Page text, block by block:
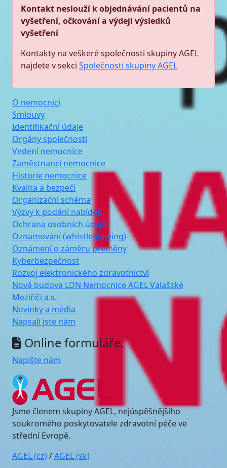
Kontakt neslouží k objednávání pacientů na
vyšetření, očkování a výdeji výsledků
vyšetření
Kontakty na veškeré společnosti skupiny AGEL
najdete v sekci Společnosti skupiny AGEL
O nemocnici
Smlouvy
Identifikační údaje
Orgány společnosti
Vedení nemocnice
Zaměstnanci nemocnice
Historie nemocnice
Kvalita a bezpečí
Organizační schéma
Výzvy k podání nabídek
Ochrana osobních údajů
Oznamování (whistleblowing)
Oznámení o záměru přeměny
Kyberbezpečnost
Rozvoj elektronického zdravotnictví
Nová budova LDN Nemocnice AGEL Valašské
Meziříčí a.s.
Novinky a média
Napsali jste nám
Online formuláře:
Napište nám
Jsme členem skupiny AGEL, nejúspěšnějšího
soukromého poskytovatele zdravotní péče ve
střední Evropě.
AGEL (cz) /AGEL (sk)